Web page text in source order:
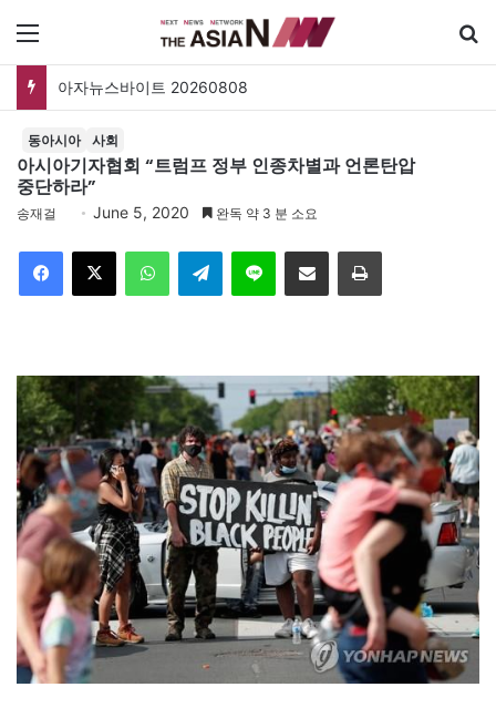
아자뉴스바이트 20260808
동아시아 사회
아시아기자협회 “트럼프 정부 인종차별과 언론탄압
중단하라”
송재걸 June 5, 2020 완독 약 3 분 소요
Telegram 이메일